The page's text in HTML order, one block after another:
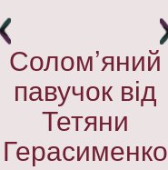
Солом’яний
павучок від
Тетяни
Герасименко